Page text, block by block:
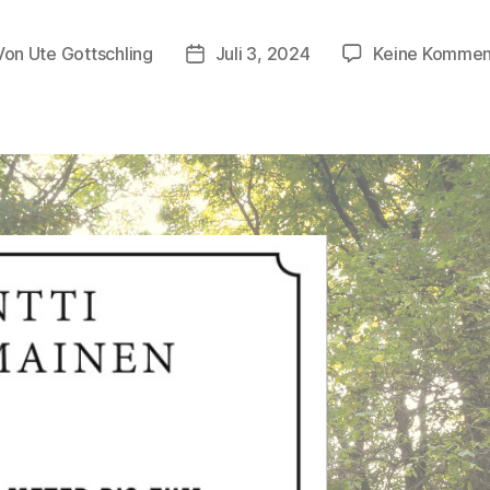
Ute Gottschling Veröffentlichungsdatum
Juli 3, 2024 Keine